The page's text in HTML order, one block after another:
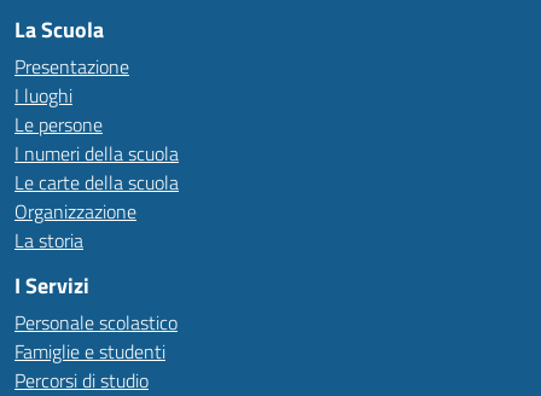
La Scuola
Presentazione
I luoghi
Le persone
I numeri della scuola
Le carte della scuola
Organizzazione
La storia
I Servizi
Personale scolastico
Famiglie e studenti
Percorsi di studio